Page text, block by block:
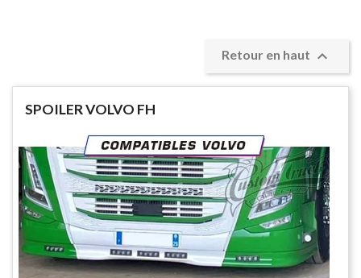
Retour en haut 
SPOILER VOLVO FH